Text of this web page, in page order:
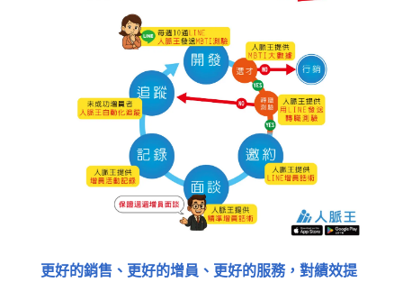
更好的銷售、更好的增員、更好的服務，對績效提